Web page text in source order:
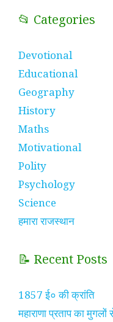
📂 Categories
Devotional
Educational
Geography
History
Maths
Motivational
Polity
Psychology
Science
हमारा राजस्थान
📝 Recent Posts
1857 ई० की क्रांति
महाराणा प्रताप का मुगलों